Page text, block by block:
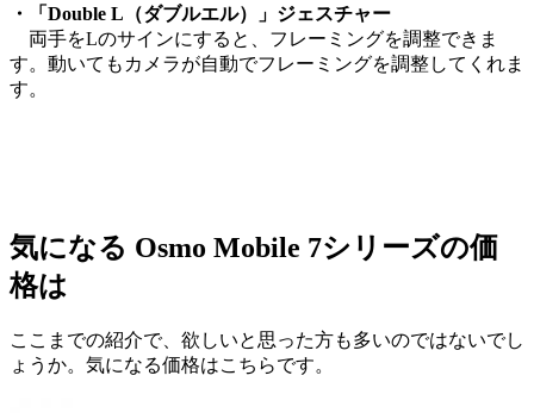
・「Double L（ダブルエル）」ジェスチャー
両手をLのサインにすると、フレーミングを調整できま
す。動いてもカメラが自動でフレーミングを調整してくれま
す。
気になる Osmo Mobile 7シリーズの価
格は
ここまでの紹介で、欲しいと思った方も多いのではないでし
ょうか。気になる価格はこちらです。